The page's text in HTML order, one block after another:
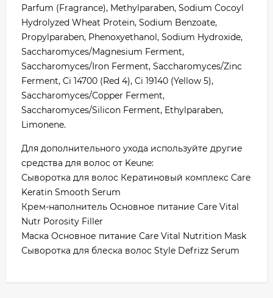
Parfum (Fragrance), Methylparaben, Sodium Cocoyl
Hydrolyzed Wheat Protein, Sodium Benzoate,
Propylparaben, Phenoxyethanol, Sodium Hydroxide,
Saccharomyces/Magnesium Ferment,
Saccharomyces/Iron Ferment, Saccharomyces/Zinc
Ferment, Ci 14700 (Red 4), Ci 19140 (Yellow 5),
Saccharomyces/Copper Ferment,
Saccharomyces/Silicon Ferment, Ethylparaben,
Limonene.
Для дополнительного ухода используйте другие
средства для волос от Keune:
Сыворотка для волос Кератиновый комплекс Care
Keratin Smooth Serum
Крем-наполнитель Основное питание Care Vital
Nutr Porosity Filler
Маска Основное питание Care Vital Nutrition Mask
Сыворотка для блеска волос Style Defrizz Serum